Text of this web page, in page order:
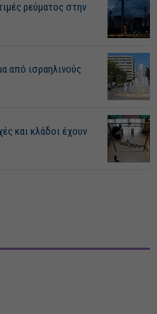
ρεύματος στην
από ισραηλινούς
και κλάδοι έχουν